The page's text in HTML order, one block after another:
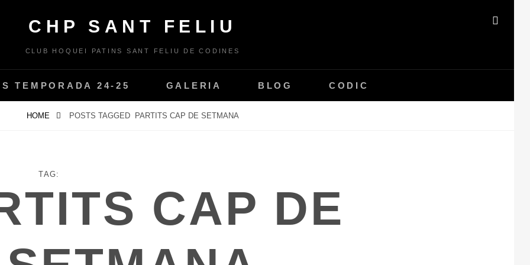
CHP SANT FELIU
CLUB HOQUEI PATINS SANT FELIU DE CODINES
TEMPORADA 24-25 GALERIA BLOG CODIC
HOME POSTS TAGGED PARTITS CAP DE SETMANA
TAG:
CAP DE